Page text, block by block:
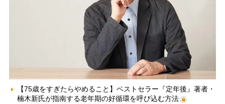
【75歳をすぎたらやめること】ベストセラー『定年後』著者・
楠木新氏が指南する老年期の好循環を呼び込む方法